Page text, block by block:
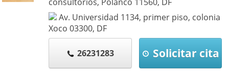
Av. Universidad 1134, primer piso, colonia
Xoco 03300, DF
26231283 Solicitar cita